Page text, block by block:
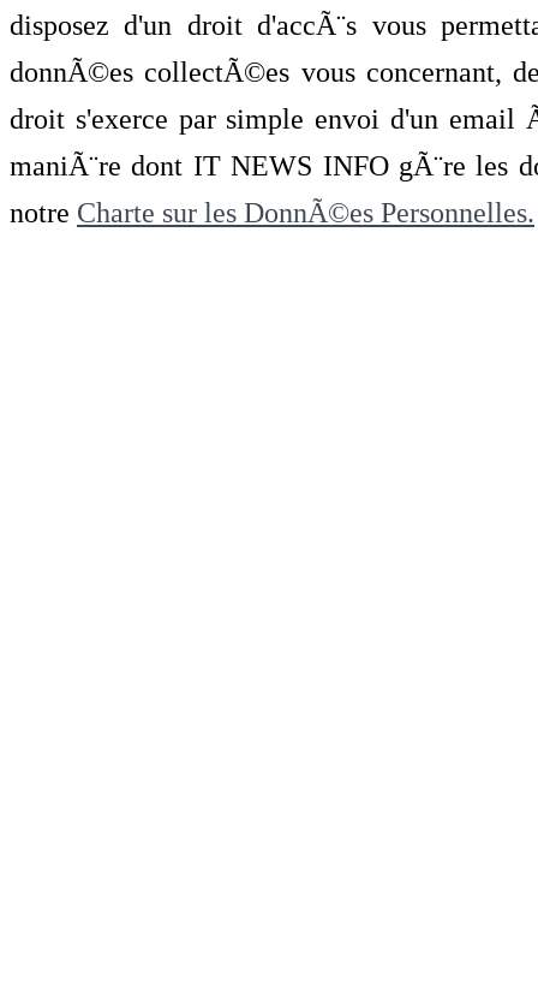
disposez d'un droit d'accÃ¨s vous
donnÃ©es collectÃ©es vous concernant,
droit s'exerce par simple envoi d'un
maniÃ¨re dont IT NEWS INFO gÃ¨re les
notre Charte sur les DonnÃ©es Personnelles.